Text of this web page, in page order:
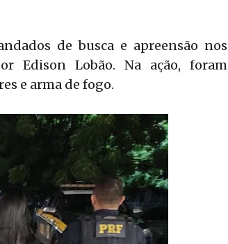
de busca e apreensão nos
Edison Lobão. Na ação, foram
e arma de fogo.